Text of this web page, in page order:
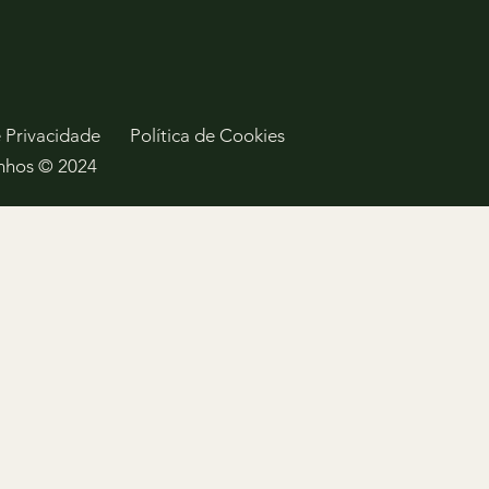
Privacidade
Política de Cookies
© 2024